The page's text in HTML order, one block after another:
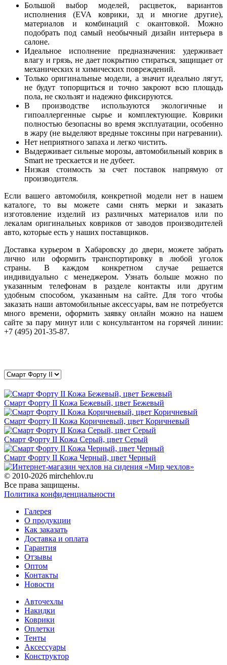
Большой выбор моделей, расцветок, вариантов
исполнения (EVA коврики, зд и многие другие),
материалов и комбинаций с окантовкой. Можно
подобрать под самый необычный дизайн интерьера в
салоне.
Идеальное исполнение предназначения: удерживает
влагу и грязь, не дает покрытию стираться, защищает от
механических и химических повреждений.
Только оригинальные модели, а значит идеально лягут,
не будут топорщиться и точно закроют всю площадь
пола, не скользят и надежно фиксируются.
В производстве используются экологичные и
гипоаллергенные сырье и комплектующие. Коврики
полностью безопасны во время эксплуатации, особенно
в жару (не выделяют вредные токсины при нагревании).
Нет неприятного запаха и легко чистить.
Выдерживает сильные морозы, автомобильный коврик в
Smart не трескается и не дубеет.
Низкая стоимость за счет поставок напрямую от
производителя.
Если вашего автомобиля, конкретной модели нет в нашем
каталоге, то вы можете сами снять мерки и заказать
изготовление изделий из различных материалов или по
лекалам оригинальных ковриков от заводов производителей
авто, которые есть у наших поставщиков.
Доставка курьером в Хабаровску до двери, можете забрать
лично или оформить транспортировку в любой уголок
страны. В каждом конкретном случае решается
индивидуально с менеджером. Узнать больше можно по
указанным телефонам в разделе контакты или другим
удобным способом, указанным на сайте. Для того чтобы
заказать наши автомобильные аксессуары, вам не потребуется
много времени, оформить заявку онлайн можно на нашем
сайте за пару минут или с консультантом на горячей линии:
+7 (495) 201-35-87.
Смарт Форту II Кожа Бежевый, цвет Бежевый
Смарт Форту II Кожа Коричневый, цвет Коричневый
Смарт Форту II Кожа Серый, цвет Серый
Смарт Форту II Кожа Черный, цвет Черный
© 2010-2026 mirchehlov.ru
Все права защищены.
Политика конфиденциальности
Галерея
О продукции
Как заказать
Доставка и оплата
Гарантия
Отзывы
Оптом
Контакты
Новости
Авточехлы
Накидки
Коврики
Оплетки
Тенты
Аксессуары
Конструктор